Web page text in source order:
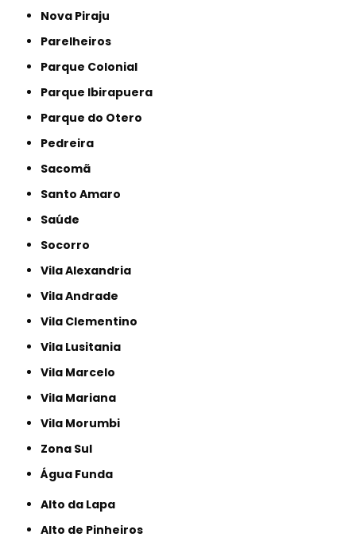
Nova Piraju
Parelheiros
Parque Colonial
Parque Ibirapuera
Parque do Otero
Pedreira
Sacomã
Santo Amaro
Saúde
Socorro
Vila Alexandria
Vila Andrade
Vila Clementino
Vila Lusitania
Vila Marcelo
Vila Mariana
Vila Morumbi
Zona Sul
Água Funda
Alto da Lapa
Alto de Pinheiros